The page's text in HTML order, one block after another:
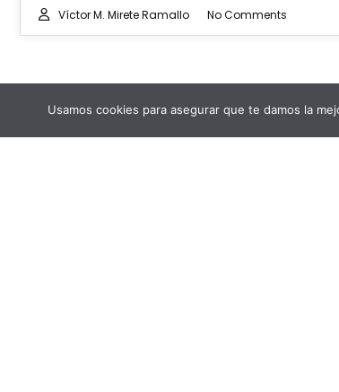
Víctor M. Mirete Ramallo No Comments
Usamos cookies para asegurar que te damos la